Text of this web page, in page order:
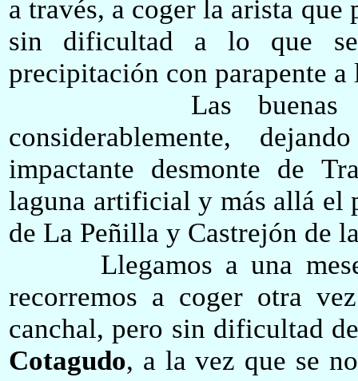
a través, a coger la arista que
sin dificultad a lo que
precipitación con parapente a
Las buenas
considerablemente,
impactante desmonte de
laguna artificial y más allá el
de La Peñilla y Castrejón de
Llegamos auna
recorremos a coger otra
canchal, pero sin dificultad
Cotagudo, a la vez que se